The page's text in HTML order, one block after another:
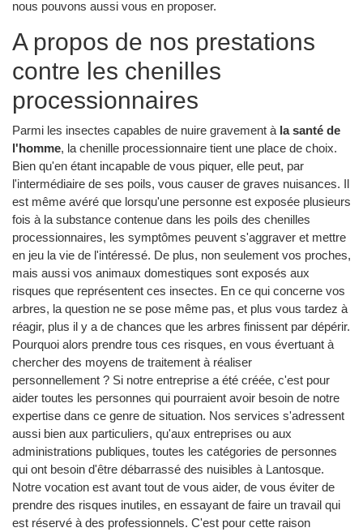
nous pouvons aussi vous en proposer.
A propos de nos prestations
contre les chenilles
processionnaires
Parmi les insectes capables de nuire gravement à la santé de
l'homme, la chenille processionnaire tient une place de choix.
Bien qu'en étant incapable de vous piquer, elle peut, par
l'intermédiaire de ses poils, vous causer de graves nuisances. Il
est même avéré que lorsqu'une personne est exposée plusieurs
fois à la substance contenue dans les poils des chenilles
processionnaires, les symptômes peuvent s'aggraver et mettre
en jeu la vie de l'intéressé. De plus, non seulement vos proches,
mais aussi vos animaux domestiques sont exposés aux
risques que représentent ces insectes. En ce qui concerne vos
arbres, la question ne se pose même pas, et plus vous tardez à
réagir, plus il y a de chances que les arbres finissent par dépérir.
Pourquoi alors prendre tous ces risques, en vous évertuant à
chercher des moyens de traitement à réaliser
personnellement ? Si notre entreprise a été créée, c'est pour
aider toutes les personnes qui pourraient avoir besoin de notre
expertise dans ce genre de situation. Nos services s'adressent
aussi bien aux particuliers, qu'aux entreprises ou aux
administrations publiques, toutes les catégories de personnes
qui ont besoin d'être débarrassé des nuisibles à Lantosque.
Notre vocation est avant tout de vous aider, de vous éviter de
prendre des risques inutiles, en essayant de faire un travail qui
est réservé à des professionnels. C'est pour cette raison